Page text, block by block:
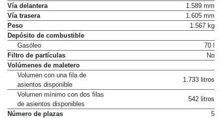
Vía delantera
1.589 mm
Vía trasera
1.605 mm
Peso
1.567 kg
Depósito de combustible
Gasóleo
70 l
Filtro de partículas
No
Volúmenes de maletero
Volumen con una fila de
asientos disponible
1.733 litros
Volumen mínimo con dos filas
de asientos disponibles
542 litros
Número de plazas
5